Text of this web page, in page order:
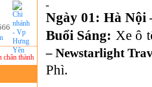
Lưu ý:DU LỊCH ÁNH SAO
thành cảm ơn!
Ngày 01: Hà Nội
Buổi Sáng: Xe ô
– Newstarlight
Phì.